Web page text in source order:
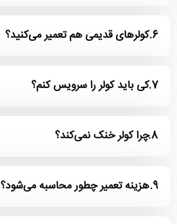
6. کولرهای قدیمی هم تعمیر می‌کنید؟
7.کی باید کولر را سرویس کنم؟
8.چرا کولر خنک نمی‌کند؟
9. هزینه تعمیر چطور محاسبه می‌شود؟